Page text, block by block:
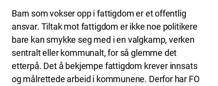
Barn som vokser opp i fattigdom er et offentlig
ansvar. Tiltak mot fattigdom er ikke noe politikere
bare kan smykke seg med i en valgkamp, verken
sentralt eller kommunalt, for så glemme det
etterpå. Det å bekjempe fattigdom krever innsats
og målrettede arbeid i kommunene. Derfor har FO